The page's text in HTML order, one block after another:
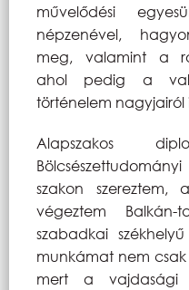
művelődési
népzenével,
meg, valamint a
ahol pedig a
történelem nagyjairól
Alapszakos
szakon szereztem,
végeztem Balkán-
szabadkai
munkámat nem
mert a vajdasági